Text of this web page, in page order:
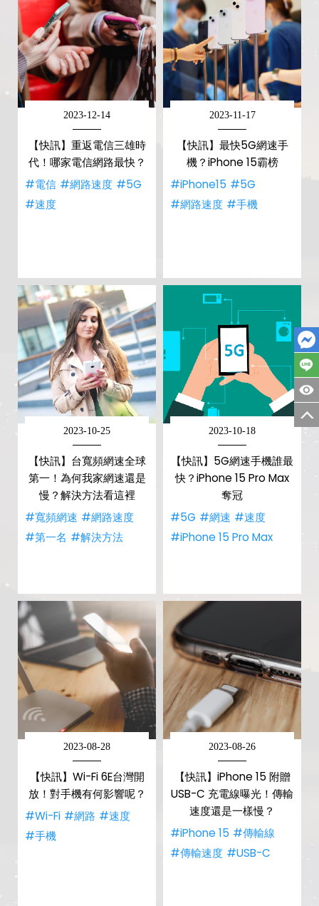
2023-12-14
【快訊】重返電信三雄時
代！哪家電信網路最快？
#電信 #網路速度 #5G
#速度
2023-11-17
【快訊】最快5G網速手
機？iPhone 15霸榜
#iPhone15 #5G
#網路速度 #手機
2023-10-25
【快訊】台寬頻網速全球
第一！為何我家網速還是
慢？解決方法看這裡
#寬頻網速 #網路速度
#第一名 #解決方法
2023-10-18
【快訊】5G網速手機誰最
快？iPhone 15 Pro Max
奪冠
#5G #網速 #速度
#iPhone 15 Pro Max
2023-08-28
【快訊】Wi-Fi 6E台灣開
放！對手機有何影響呢？
#Wi-Fi #網路 #速度
#手機
2023-08-26
【快訊】iPhone 15 附贈
USB-C 充電線曝光！傳輸
速度還是一樣慢？
#iPhone 15 #傳輸線
#傳輸速度 #USB-C